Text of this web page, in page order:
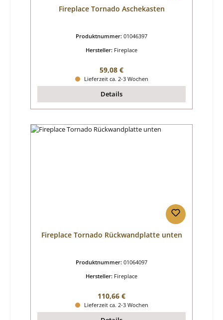
Fireplace Tornado Aschekasten
Produktnummer: 01046397
Hersteller: Fireplace
Regulärer Preis:
59,08 €
Lieferzeit ca. 2-3 Wochen
Details
Fireplace Tornado Rückwandplatte unten
Produktnummer: 01064097
Hersteller: Fireplace
Regulärer Preis:
110,66 €
Lieferzeit ca. 2-3 Wochen